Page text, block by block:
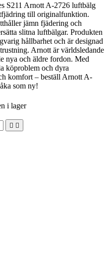
S211 Arnott A-2726 luftbälg
till originalfunktion.
jämn fjädering och
slitna luftbälgar. Produkten
hållbarhet och är designad
Arnott är världsledande
nya och äldre fordon. Med
köproblem och dyra
komfort – beställ Arnott A-
som ny!
i lager
 